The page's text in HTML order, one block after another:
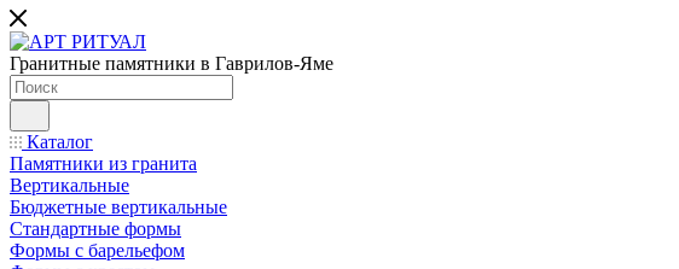
Гранитные памятники в Гаврилов-Яме
Каталог
Памятники из гранита
Вертикальные
Бюджетные вертикальные
Стандартные формы
Формы с барельефом